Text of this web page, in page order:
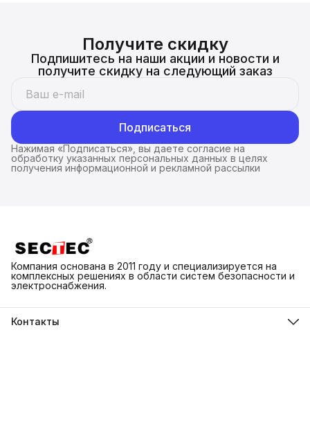
Получите скидку
Подпишитесь на наши акции и новости и
получите скидку на следующий заказ
Подписаться
Нажимая «Подписаться», вы даете согласие на
обработку указанных персональных данных в целях
получения информационной и рекламной рассылки
Компания основана в 2011 году и специализируется на
комплексных решениях в области систем безопасности и
электроснабжения.
Контакты